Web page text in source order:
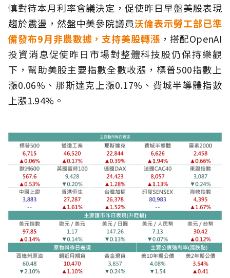
慎對待本月利率會議決定，促使昨日早盤美股表現
趨於震盪，然盤中美參院議員沃倫表示勞工部已準
備發布9月非農數據，支持美股轉漲 ，搭配OpenAI
投資消息促使昨日市場對整體科技股仍保持樂觀
下，幫助美股主要指數全數收漲，標普500指數上
漲0.06%、那斯達克上漲0.17%、費城半導體指數
上漲1.94%。